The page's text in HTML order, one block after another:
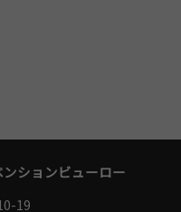
ションビューロー
19